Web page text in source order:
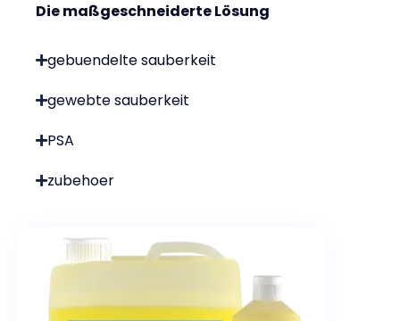
Die maßgeschneiderte Lösung
gebuendelte sauberkeit
gewebte sauberkeit
PSA
zubehoer